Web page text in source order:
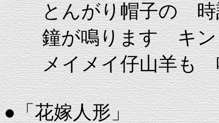
とんがり帽子の 時
鐘が鳴ります キン
メイメイ仔山羊も
●「花嫁人形」